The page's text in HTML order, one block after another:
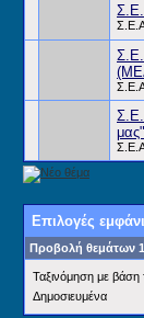
μας"
Επιλογές
Προβολή θεμάτων
Ταξινόμηση με βάση
Δημοσιευμένα